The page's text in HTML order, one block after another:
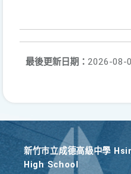
最後更新日期： 2026-08-
新竹巿立成德高級中學
High School